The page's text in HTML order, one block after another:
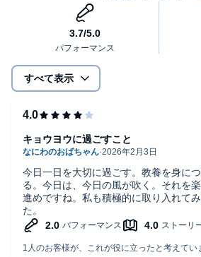
すべて表示
今日一日を大切に過ごす。教養を身に
る。今日は、今日の風が吹く。それを
進めですね。私も積極的に取り入れて
た。
キョウヨウに過ごすこと